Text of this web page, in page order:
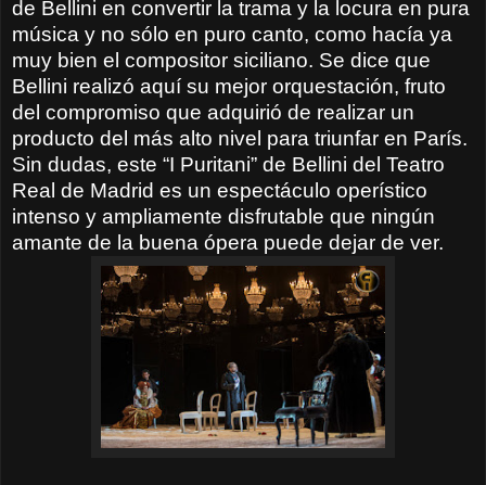
de Bellini en convertir la trama y la locura en pura
música y no sólo en puro canto, como hacía ya
muy bien el compositor siciliano. Se dice que
Bellini realizó aquí su mejor orquestación, fruto
del compromiso que adquirió de realizar un
producto del más alto nivel para triunfar en París.
Sin dudas, este “I Puritani” de Bellini del Teatro
Real de Madrid es un espectáculo operístico
intenso y ampliamente disfrutable que ningún
amante de la buena ópera puede dejar de ver.